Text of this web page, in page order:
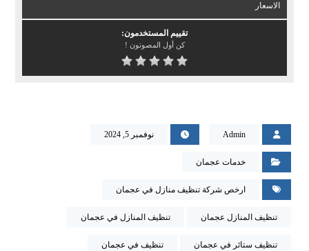
الاسعار
تقييم المستخدمون:
كن أول المصوتون !
Admin نوفمبر 5, 2024
خدمات عجمان
ارخص شركة تنظيف منازل في عجمان
تنظيف المنازل عجمان تنظيف المنازل في عجمان
تنظيف ستائر في عجمان تنظيف في عجمان